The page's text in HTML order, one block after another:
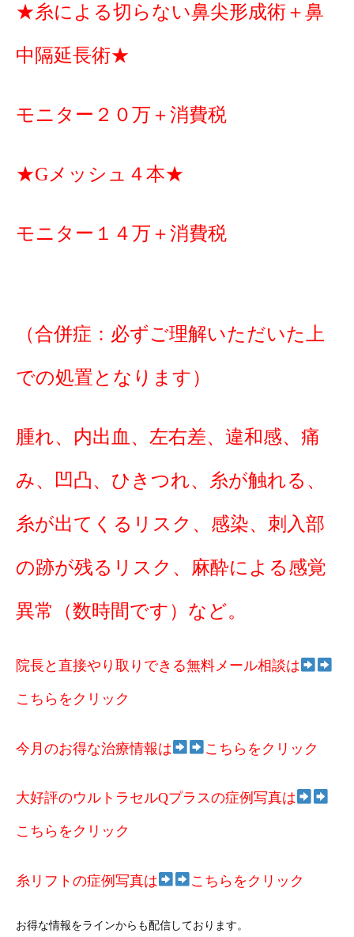
★糸による切らない鼻尖形成術＋鼻
中隔延長術★
モニター２０万＋消費税
★Gメッシュ４本★
モニター１４万＋消費税
（合併症：必ずご理解いただいた上
での処置となります）
腫れ、内出血、左右差、違和感、痛
み、凹凸、ひきつれ、糸が触れる、
糸が出てくるリスク、感染、刺入部
の跡が残るリスク、麻酔による感覚
異常（数時間です）など。
院長と直接やり取りできる無料メール相談は
こちらをクリック
今月のお得な治療情報は こちらをクリック
大好評のウルトラセルQプラスの症例写真は
こちらをクリック
糸リフトの症例写真は こちらをクリック
お得な情報をラインからも配信しております。